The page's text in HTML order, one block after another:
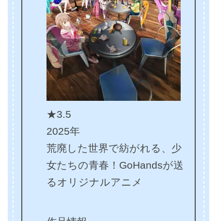
★3.5
2025年
荒廃した世界で紡がれる、少
女たちの青春！GoHandsが送
るオリジナルアニメ